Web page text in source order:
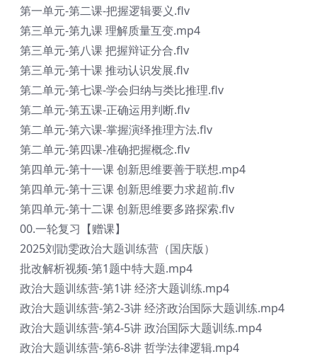
第一单元-第二课-把握逻辑要义.flv
第三单元-第九课 理解质量互变.mp4
第三单元-第八课 把握辩证分合.flv
第三单元-第十课 推动认识发展.flv
第二单元-第七课-学会归纳与类比推理.flv
第二单元-第五课-正确运用判断.flv
第二单元-第六课-掌握演绎推理方法.flv
第二单元-第四课-准确把握概念.flv
第四单元-第十一课 创新思维要善于联想.mp4
第四单元-第十三课 创新思维要力求超前.flv
第四单元-第十二课 创新思维要多路探索.flv
00.一轮复习【赠课】
2025刘勖雯政治大题训练营（国庆版）
批改解析视频-第1题中特大题.mp4
政治大题训练营-第1讲 经济大题训练.mp4
政治大题训练营-第2-3讲 经济政治国际大题训练.mp4
政治大题训练营-第4-5讲 政治国际大题训练.mp4
政治大题训练营-第6-8讲 哲学法律逻辑.mp4